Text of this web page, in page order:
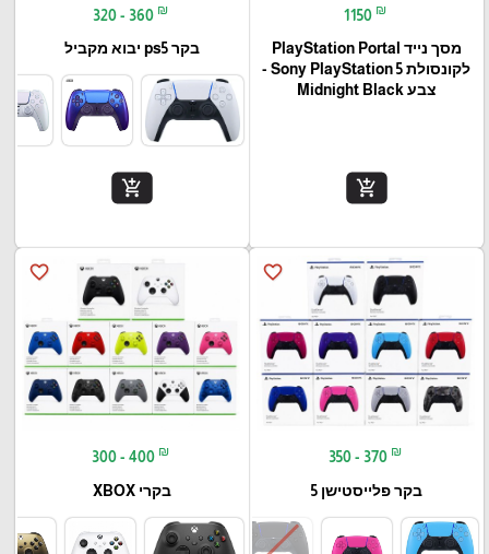
1150 ₪
מסך נייד PlayStation Portal‎
לקונסולת Sony PlayStation 5 -
צבע Midnight Black
add_shopping_cart
320 - 360 ₪
בקר ps5 יבוא מקביל
add_shopping_cart
favorite_border
350 - 370 ₪
בקר פלייסטישן 5
favorite_border
300 - 400 ₪
בקרי XBOX